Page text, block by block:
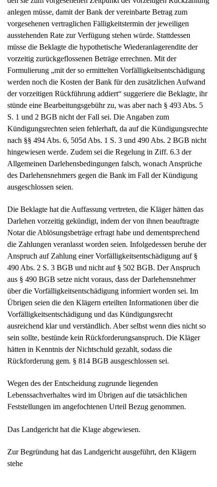
der vorzeitigen Rückführung addiert“ suggeriere die Beklagte, ihr
stünde eine Bearbeitungsgebühr zu, was aber nach § 493 Abs. 5
S. 1 und 2 BGB nicht der Fall sei. Die Angaben zum
Kündigungsrechten seien fehlerhaft, da auf die Kündigungsrechte
nach §§ 494 Abs. 6, 505d Abs. 1 S. 3 und 490 Abs. 2 BGB nicht
hingewiesen werde. Zudem sei die Regelung in Ziff. 6.3 der
Allgemeinen Darlehensbedingungen falsch, wonach Ansprüche
des Darlehensnehmers gegen die Bank im Fall der Kündigung
ausgeschlossen seien.
Die Beklagte hat die Auffassung vertreten, die Kläger hätten das
Darlehen vorzeitig gekündigt, indem der von ihnen beauftragte
Notar die Ablösungsbeträge erfragt habe und dementsprechend
die Zahlungen veranlasst worden seien. Infolgedessen beruhe der
Anspruch auf Zahlung einer Vorfälligkeitsentschädigung auf §
490 Abs. 2 S. 3 BGB und nicht auf § 502 BGB. Der Anspruch
aus § 490 BGB setze nicht voraus, dass der Darlehensnehmer
Übrigen seien die den Klägern erteilten Informationen über die
Vorfälligkeitsentschädigung und das Kündigungsrecht
ausreichend klar und verständlich. Aber selbst wenn dies nicht so
sein sollte, bestünde kein Rückforderungsanspruch. Die Kläger
hätten in Kenntnis der Nichtschuld gezahlt, sodass die
Rückforderung gem. § 814 BGB ausgeschlossen sei.
Wegen des der Entscheidung zugrunde liegenden
Lebenssachverhaltes wird im Übrigen auf die tatsächlichen
Feststellungen im angefochtenen Urteil Bezug genommen.
Das Landgericht hat die Klage abgewiesen.
Zur Begründung hat das Landgericht ausgeführt, den Klägern